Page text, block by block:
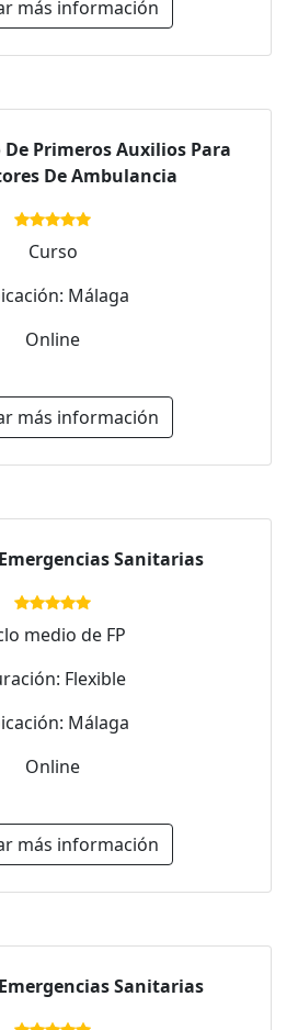
más información
Primeros Auxilios Para
De Ambulancia
Curso
Málaga
Online
más información
Sanitarias
medio de FP
Flexible
Málaga
Online
más información
Sanitarias